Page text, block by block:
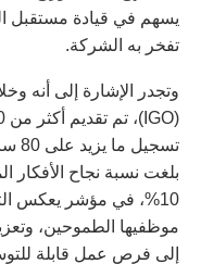
يسهم في قيادة مستقبل
تفخر به الشركة.
وتجدر الإشارة إلى أنه
بلغت نسبة نجاح الأفكار
10%، في مؤشر يعكس
موظفيها الطموحين،
إلى فرص عمل قابلة